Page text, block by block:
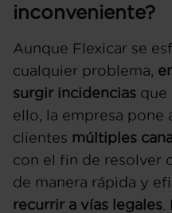
inconveniente?
Aunque Flexicar se
cualquier problema,
surgir incidencias que
ello, la empresa pone
clientes múltiples
con el fin de resolver
de manera rápida y
recurrir a vías legales